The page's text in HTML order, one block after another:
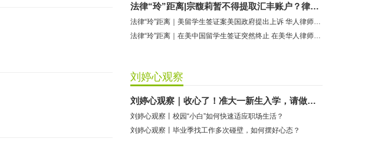
法律“玲”距离|宗馥莉暂不得提取汇丰账户？律师解读香港法院裁决
刘婷心观察
刘婷心观察｜收心了！准大一新生入学，请做好这些准备
刘婷心观察丨校园“小白”如何快速适应职场生活？
刘婷心观察丨毕业季找工作多次碰壁，如何摆好心态？